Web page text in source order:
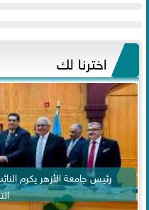
اخترنا لك
رئيس جامعة الأزهر يكرم